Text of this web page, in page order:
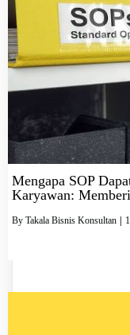
Mengapa SOP
Karyawan:
By Takala Bisnis Konsultan